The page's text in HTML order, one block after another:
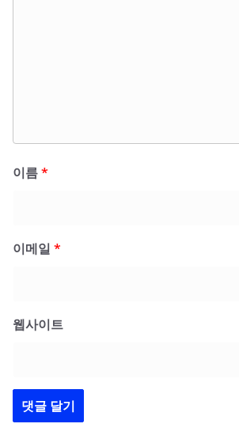
이름*
이메일 *
웹사이트